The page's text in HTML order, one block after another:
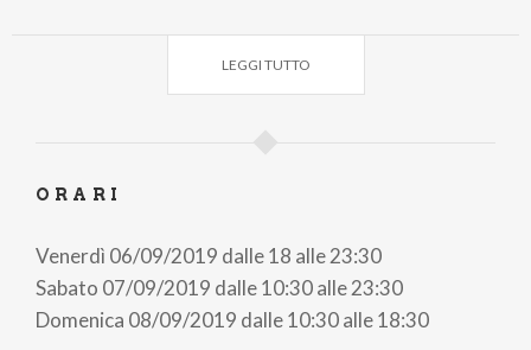
• Cinema-Teatro Prealpi Piazza Cardinale Angelo
Maj, 12, Schilpario (BG)
• Pian di Vione Colere (BG)
Domenica 08/09/2019
• Palazzo Pretorio Via Acerbis, 2, Vilminore (BG)
LEGGI TUTTO
ORARI
Venerdì 06/09/2019 dalle 18 alle 23:30
Sabato 07/09/2019 dalle 10:30 alle 23:30
Domenica 08/09/2019 dalle 10:30 alle 18:30